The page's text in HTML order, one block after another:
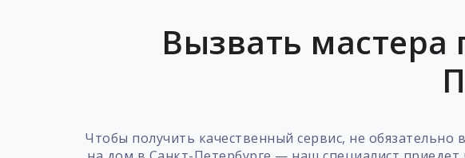
Вызвать мастера
Чтобы получить качественный сервис, не